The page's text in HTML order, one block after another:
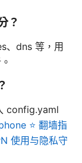
？
、dns 等，用
config.yaml
⭐ 翻墙指
使用与隐私守